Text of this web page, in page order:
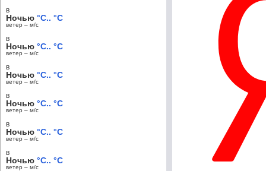
в
Ночью °C.. °C
ветер – м/c
в
Ночью °C.. °C
ветер – м/c
в
Ночью °C.. °C
ветер – м/c
в
Ночью °C.. °C
ветер – м/c
в
Ночью °C.. °C
ветер – м/c
в
Ночью °C.. °C
ветер – м/c